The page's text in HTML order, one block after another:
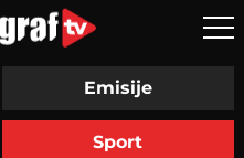
Emisije
Sport